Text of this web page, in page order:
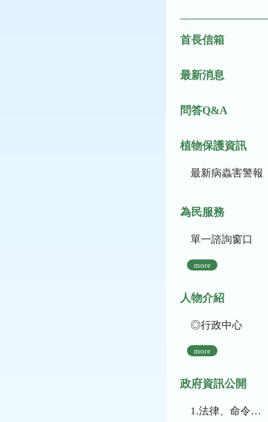
首長信箱
最新消息
問答Q&A
植物保護資訊
最新病蟲害警報
為民服務
單一諮詢窗口
more
人物介紹
◎行政中心
more
政府資訊公開
1.法律、命令、法規命令